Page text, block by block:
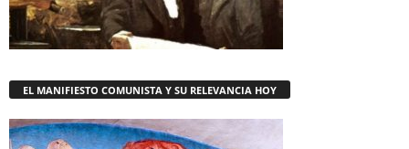
EL MANIFIESTO COMUNISTA Y SU RELEVANCIA HOY